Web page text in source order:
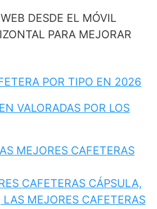
DESDE EL MÓVIL
PARA MEJORAR
POR TIPO EN 2026
VALORADAS POR LOS
MEJORES CAFETERAS
CAFETERAS CÁPSULA,
MEJORES CAFETERAS